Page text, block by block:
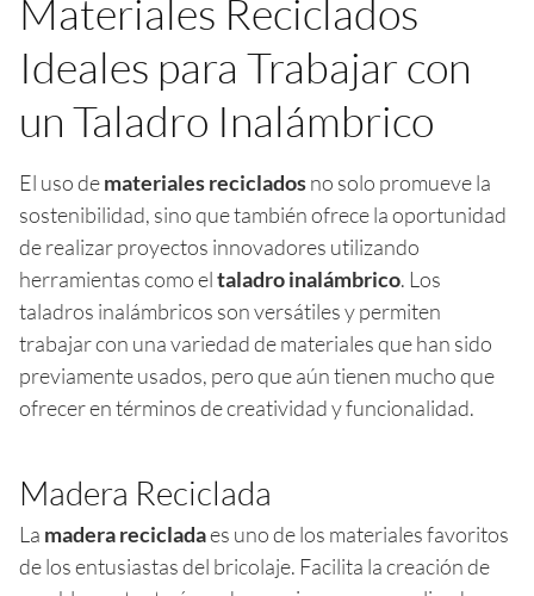
Materiales Reciclados
Ideales para Trabajar con
un Taladro Inalámbrico
El uso demateriales recicladosno solo promueve la
sostenibilidad, sino que también ofrece la oportunidad
de realizar proyectos innovadores utilizando
herramientas como eltaladro inalámbrico. Los
taladros inalámbricos son versátiles y permiten
trabajar con una variedad de materiales que han sido
previamente usados, pero que aún tienen mucho que
ofrecer en términos de creatividad y funcionalidad.
Madera Reciclada
La madera recicladaes uno de los materiales favoritos
de los entusiastas del bricolaje. Facilita la creación de